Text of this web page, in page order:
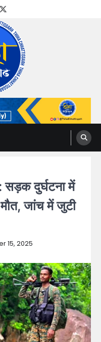
Twitter
दुर्घटना में
जांच में जुटी
15, 2025